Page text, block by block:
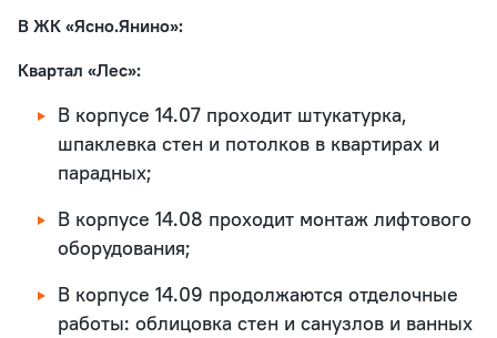
В ЖК «Ясно.Янино»:
Квартал «Лес»:
В корпусе 14.07 проходит штукатурка,
шпаклевка стен и потолков в квартирах и
парадных;
В корпусе 14.08 проходит монтаж лифтового
оборудования;
В корпусе 14.09 продолжаются отделочные
работы: облицовка стен и санузлов и ванных